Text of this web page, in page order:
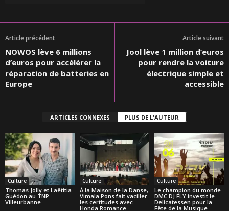
Article précédent
NOWOS lève 6 millions
d’euros pour accélérer la
réparation de batteries en
Europe
Article suivant
Jool lève 1 million d’euros
pour rendre la voiture
électrique simple et
accessible
ARTICLES CONNEXES PLUS DE L'AUTEUR
Culture
Thomas Jolly et Laëtitia
Guédon au TNP
Villeurbanne
Culture
À la Maison de la Danse,
Vimala Pons fait vaciller
les certitudes avec
Honda Romance
Culture
Le champion du monde
DMC DJ FLY investit le
Delicatessen pour la
Fête de la Musique